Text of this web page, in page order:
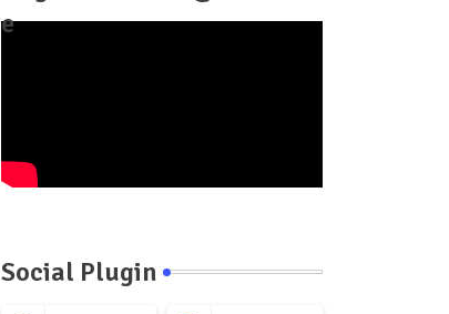
e
Social Plugin